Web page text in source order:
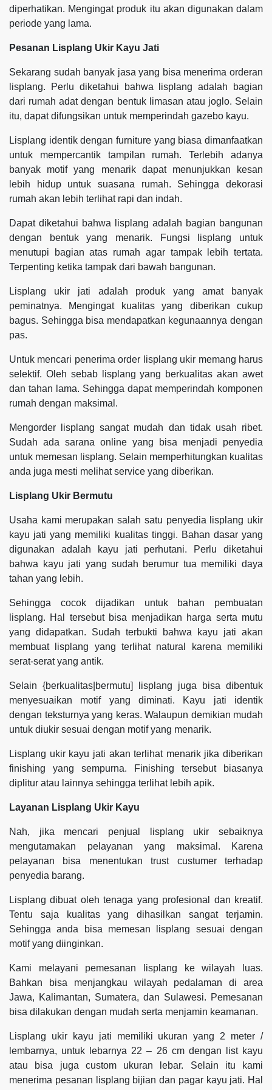
diperhatikan. Mengingat produk itu akan digunakan dalam
periode yang lama.
Pesanan Lisplang Ukir Kayu Jati
Sekarang sudah banyak jasa yang bisa menerima orderan
lisplang. Perlu diketahui bahwa lisplang adalah bagian
dari rumah adat dengan bentuk limasan atau joglo. Selain
itu, dapat difungsikan untuk memperindah gazebo kayu.
Lisplang identik dengan furniture yang biasa dimanfaatkan
untuk mempercantik tampilan rumah. Terlebih adanya
banyak motif yang menarik dapat menunjukkan kesan
lebih hidup untuk suasana rumah. Sehingga dekorasi
rumah akan lebih terlihat rapi dan indah.
Dapat diketahui bahwa lisplang adalah bagian bangunan
dengan bentuk yang menarik. Fungsi lisplang untuk
menutupi bagian atas rumah agar tampak lebih tertata.
Terpenting ketika tampak dari bawah bangunan.
Lisplang ukir jati adalah produk yang amat banyak
peminatnya. Mengingat kualitas yang diberikan cukup
bagus. Sehingga bisa mendapatkan kegunaannya dengan
pas.
Untuk mencari penerima order lisplang ukir memang harus
selektif. Oleh sebab lisplang yang berkualitas akan awet
dan tahan lama. Sehingga dapat memperindah komponen
rumah dengan maksimal.
Mengorder lisplang sangat mudah dan tidak usah ribet.
Sudah ada sarana online yang bisa menjadi penyedia
untuk memesan lisplang. Selain memperhitungkan kualitas
anda juga mesti melihat service yang diberikan.
Lisplang Ukir Bermutu
Usaha kami merupakan salah satu penyedia lisplang ukir
kayu jati yang memiliki kualitas tinggi. Bahan dasar yang
digunakan adalah kayu jati perhutani. Perlu diketahui
bahwa kayu jati yang sudah berumur tua memiliki daya
tahan yang lebih.
Sehingga cocok dijadikan untuk bahan pembuatan
lisplang. Hal tersebut bisa menjadikan harga serta mutu
yang didapatkan. Sudah terbukti bahwa kayu jati akan
membuat lisplang yang terlihat natural karena memiliki
serat-serat yang antik.
Selain {berkualitas|bermutu] lisplang juga bisa dibentuk
menyesuaikan motif yang diminati. Kayu jati identik
dengan teksturnya yang keras. Walaupun demikian mudah
untuk diukir sesuai dengan motif yang menarik.
Lisplang ukir kayu jati akan terlihat menarik jika diberikan
finishing yang sempurna. Finishing tersebut biasanya
diplitur atau lainnya sehingga terlihat lebih apik.
Layanan Lisplang Ukir Kayu
Nah, jika mencari penjual lisplang ukir sebaiknya
mengutamakan pelayanan yang maksimal. Karena
pelayanan bisa menentukan trust custumer terhadap
penyedia barang.
Lisplang dibuat oleh tenaga yang profesional dan kreatif.
Tentu saja kualitas yang dihasilkan sangat terjamin.
Sehingga anda bisa memesan lisplang sesuai dengan
motif yang diinginkan.
Kami melayani pemesanan lisplang ke wilayah luas.
Bahkan bisa menjangkau wilayah pedalaman di area
Jawa, Kalimantan, Sumatera, dan Sulawesi. Pemesanan
bisa dilakukan dengan mudah serta menjamin keamanan.
Lisplang ukir kayu jati memiliki ukuran yang 2 meter /
lembarnya, untuk lebarnya 22 – 26 cm dengan list kayu
atau bisa juga custom ukuran lebar. Selain itu kami
menerima pesanan lisplang bijian dan pagar kayu jati. Hal